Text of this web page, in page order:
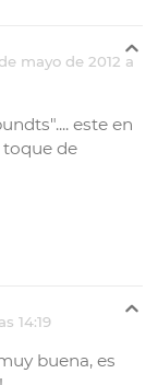
mayo de 2012 a
este en
de
14:19
buena, es